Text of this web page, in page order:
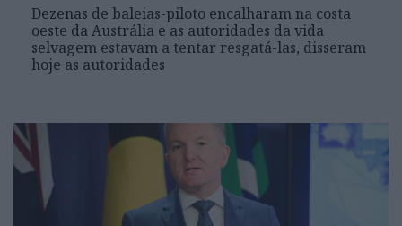
Dezenas de baleias-piloto encalharam na costa
oeste da Austrália e as autoridades da vida
selvagem estavam a tentar resgatá-las, disseram
hoje as autoridades